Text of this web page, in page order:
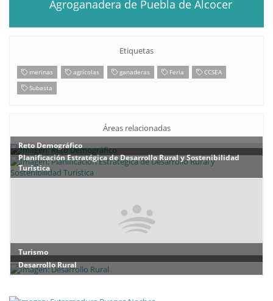
Agroganadera de Puebla de Alcocer
Etiquetas
merinas agrícolas ganaderas Feria
CCSEA
Subasta
Áreas relacionadas
Reto Demográfico
Planificación Estratégica de Desarrollo Rural y Sostenibilidad
Turística
Turismo
Desarrollo Rural